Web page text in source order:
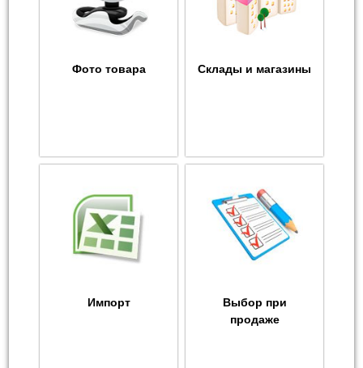
Фото товара Склады и магазины
Импорт
Выбор при
продаже